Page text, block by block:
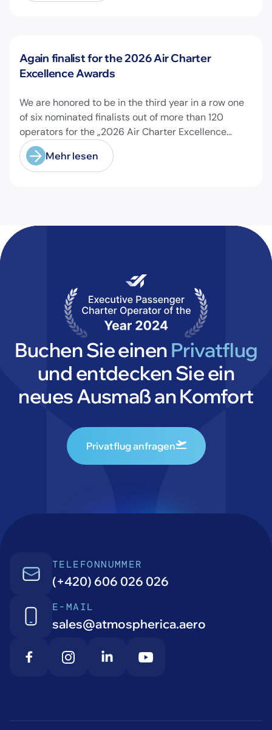
Neuigkeiten
Again finalist for the 2026 Air Charter
Excellence Awards
We are honored to be in the third year in a row one
of six nominated finalists out of more than 120
operators for the „2026 Air Charter Excellence
Awards“ in the category „Executive Passenger
Charter Operator of the Year (18 seats or less)“!
@theaircharterassociation
Mehr lesen
Buchen Sie einen Privatflug
und entdecken Sie ein
neues Ausmaß an Komfort
Privatflug anfragen
TELEFONNUMMER
(+420) 606 026 026
E-MAIL
sales@atmospherica.aero